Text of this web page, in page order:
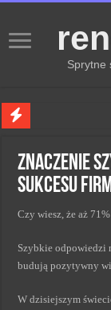
Sprytne
Kiedy zmieniać
Monitorowanie
Kryzys a zmiana
Adaptacja strategii
Znaczenie
sukcesu
Czy wiesz, że aż
Szybkie odpowiedzi
budują pozytywny
W dzisiejszym